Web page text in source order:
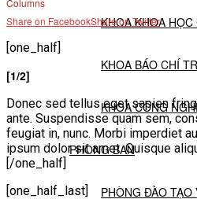
KHOA KHOA HỌC
KHOA BÁO CHÍ
KHOA CÔNG
PHÒNG BAN
PHÒNG ĐÀO TẠO
Columns
Share on FacebookShare on Twitter
[one_half]
[1/2]
Donec sed tellus eget sapien
ante. Suspendisse quam sem,
feugiat in, nunc. Morbi imperdiet
ipsum dolor sit amet. Quisque
[/one_half]
[one_half_last]